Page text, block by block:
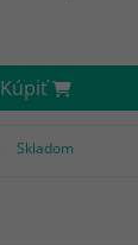
Kúpiť
Skladom